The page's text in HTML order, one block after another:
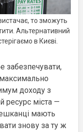
то зможуть
Альтернативний
в Києві.
забезпечувати,
доходу з
ресурс міста —
мають
знову за ту ж